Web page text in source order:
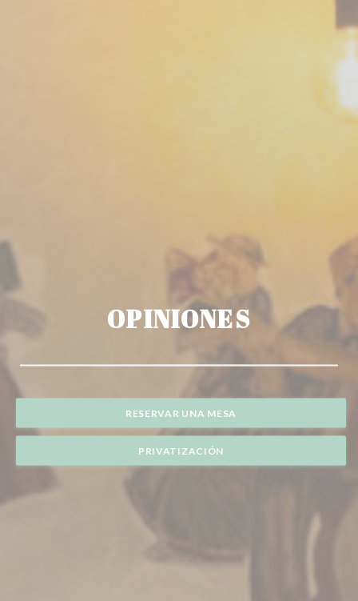
OPINIONES
RESERVAR UNA MESA
PRIVATIZACIÓN